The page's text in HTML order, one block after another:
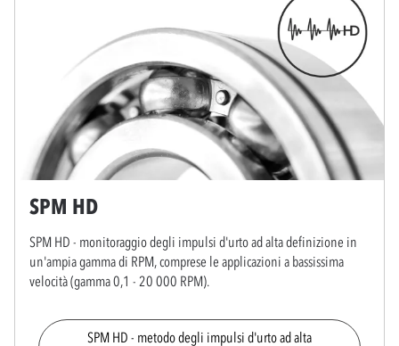
SPM HD
SPM HD - monitoraggio degli impulsi d'urto ad alta definizione in
un'ampia gamma di RPM, comprese le applicazioni a bassissima
velocità (gamma 0,1 - 20 000 RPM).
SPM HD - metodo degli impulsi d'urto ad alta